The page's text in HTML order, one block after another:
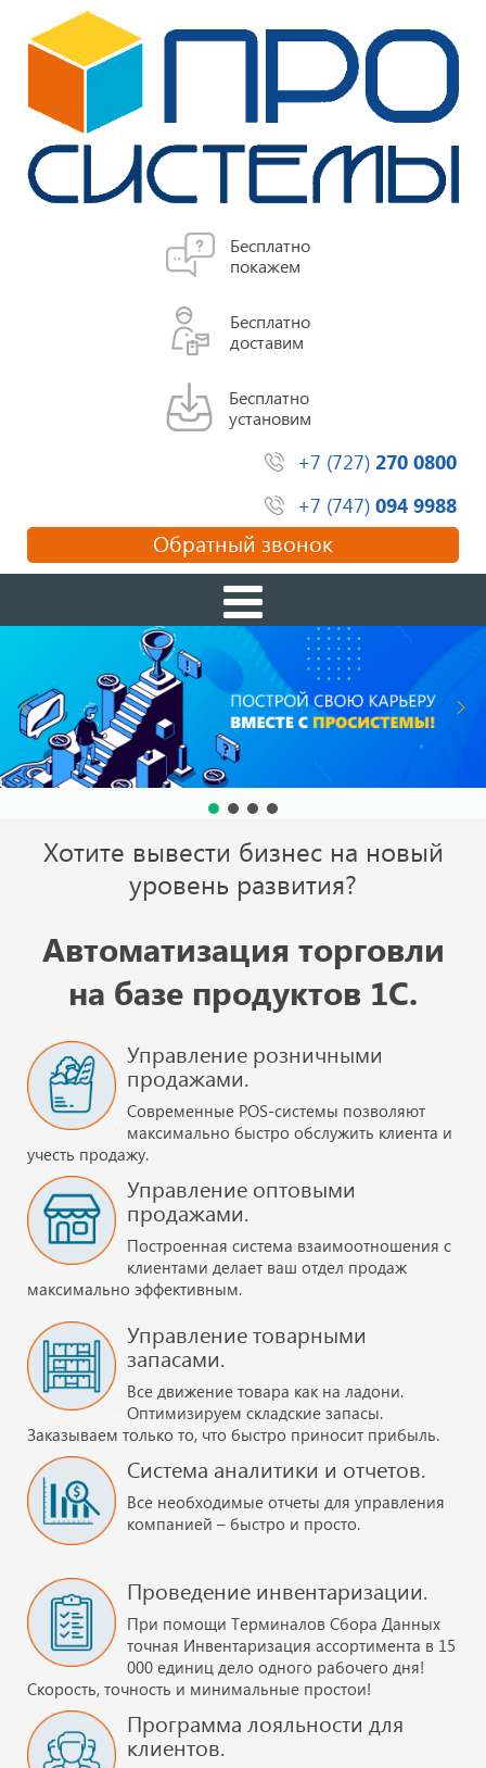
Бесплатно
покажем
Бесплатно
доставим
Бесплатно
установим
+7 (727) 270 0800
+7 (747) 094 9988
Обратный звонок
Хотите вывести бизнес на новый
уровень развития?
Автоматизация торговли
на базе продуктов 1С.
Управление розничными
продажами.
Современные POS-системы позволяют
максимально быстро обслужить клиента и
учесть продажу.
Управление оптовыми
продажами.
Построенная система взаимоотношения с
клиентами делает ваш отдел продаж
максимально эффективным.
Управление товарными
запасами.
Все движение товара как на ладони.
Оптимизируем складские запасы.
Заказываем только то, что быстро приносит прибыль.
Система аналитики и отчетов.
Все необходимые отчеты для управления
компанией – быстро и просто.
Проведение инвентаризации.
При помощи Терминалов Сбора Данных
точная Инвентаризация ассортимента в 15
000 единиц дело одного рабочего дня!
Скорость, точность и минимальные простои!
Программа лояльности для
клиентов.